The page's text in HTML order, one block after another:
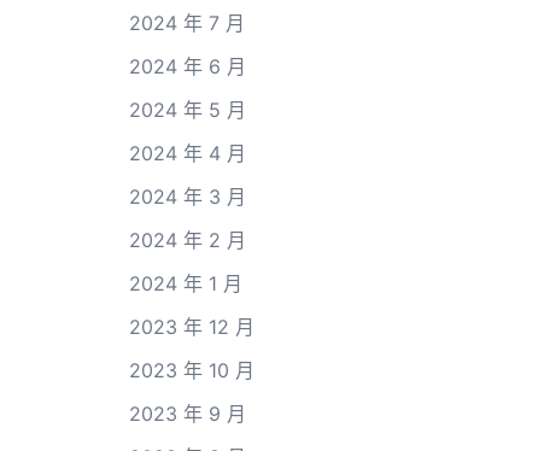
2024 年 7 月
2024 年 6 月
2024 年 5 月
2024 年 4 月
2024 年 3 月
2024 年 2 月
2024 年 1 月
2023 年 12 月
2023 年 10 月
2023 年 9 月